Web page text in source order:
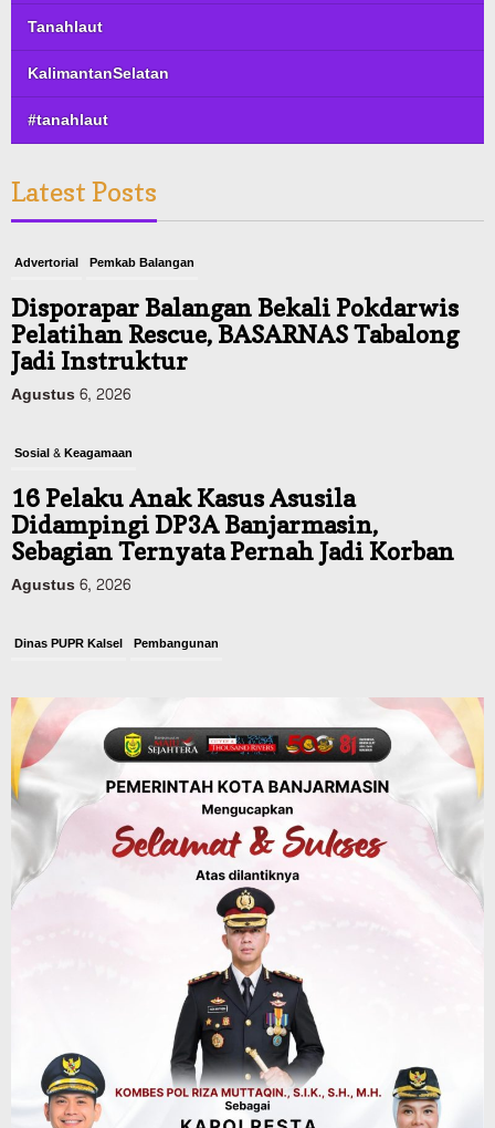
Tanahlaut
KalimantanSelatan
#tanahlaut
Latest Posts
Advertorial Pemkab Balangan
Disporapar Balangan Bekali Pokdarwis
Pelatihan Rescue, BASARNAS Tabalong
Jadi Instruktur
Agustus 6, 2026
Sosial & Keagamaan
16 Pelaku Anak Kasus Asusila
Didampingi DP3A Banjarmasin,
Sebagian Ternyata Pernah Jadi Korban
Agustus 6, 2026
Dinas PUPR Kalsel Pembangunan
Pemerintah Janji Tingkatkan Fasilitas
Keselamatan Jalan Alternatif
Banjarbaru–Batulicin
Agustus 6, 2026
Dinas Kehutanan Kalsel
Tahura Sultan Adam Sempat Alami
Kebakaran Lahan, Api Berhasil
Dipadamkan, Kadishut Kalsel
Memimpin Langsung Aksi di Lapangan
Advertorial Pemkab Balangan